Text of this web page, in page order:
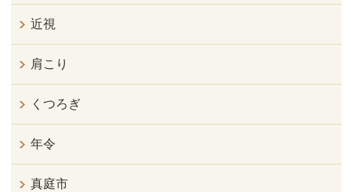
近視
肩こり
くつろぎ
年令
真庭市